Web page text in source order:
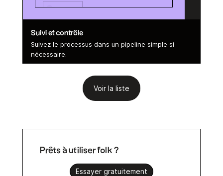
Suivi et contrôle
Suivez le processus dans un pipeline simple si
nécessaire.
Voir la liste
Prêts à utiliser folk ?
Essayer gratuitement